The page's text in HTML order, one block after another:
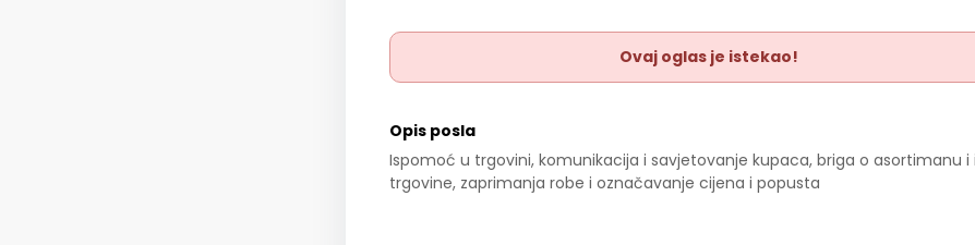
Ovaj oglas je istekao!
Opis posla
Ispomoć u trgovini, komunikacija i savjetovanje kupaca, briga o asortimanu i
trgovine, zaprimanja robe i označavanje cijena i popusta